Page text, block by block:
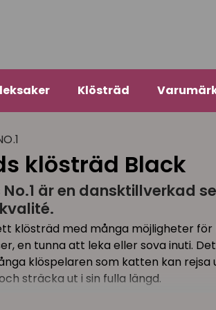
Klösträd
klösträd Black
är en dansktillverkad
klösträd med många möjligheter
en tunna att leka eller sova inuti.
klöspelaren som katten kan rejsa
sträcka ut i sin fulla längd.
modell.